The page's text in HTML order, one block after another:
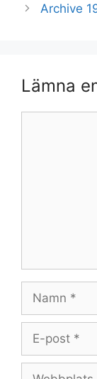
Archive
Lämna
post